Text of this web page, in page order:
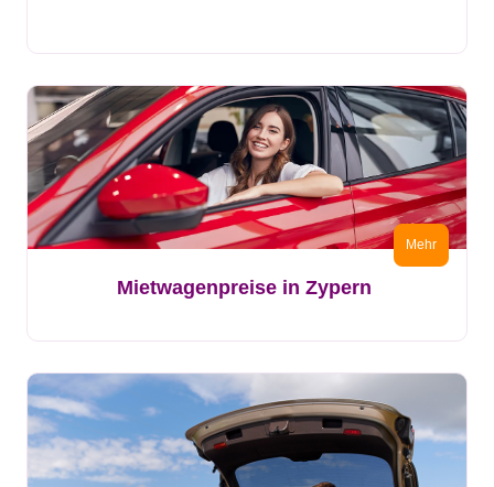
Mehr
Mietwagenpreise in Zypern